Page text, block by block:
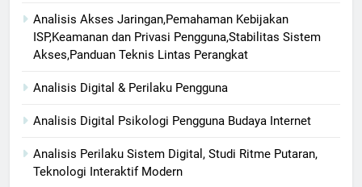
Analisis Akses Jaringan,Pemahaman Kebijakan
ISP,Keamanan dan Privasi Pengguna,Stabilitas Sistem
Akses,Panduan Teknis Lintas Perangkat
Analisis Digital & Perilaku Pengguna
Analisis Digital Psikologi Pengguna Budaya Internet
Analisis Perilaku Sistem Digital, Studi Ritme Putaran,
Teknologi Interaktif Modern